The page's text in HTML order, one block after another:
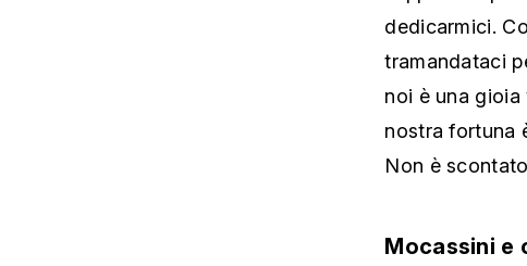
dedicarmici.
tramandataci
noi è una
nostra fortuna
Non è
Mocassini e